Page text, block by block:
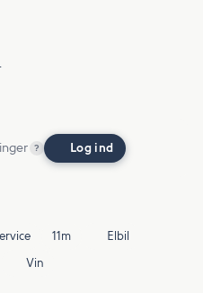
? Log ind
11m
Elbil
Vin